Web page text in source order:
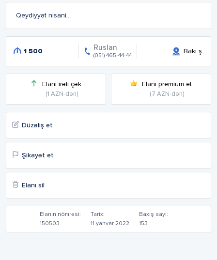
Qeydiyyat nisani…
1 500 Ruslan
(051) 465-44-44
Bakı ş.
Elanı irəli çək
(1 AZN-dən)
Elanı premium et
(7 AZN-dən)
Düzəliş et
Şikayət et
Elanı sil
Elanın nömrəsi:
150503
Tarix:
11 yanvar 2022
Baxış sayı:
153